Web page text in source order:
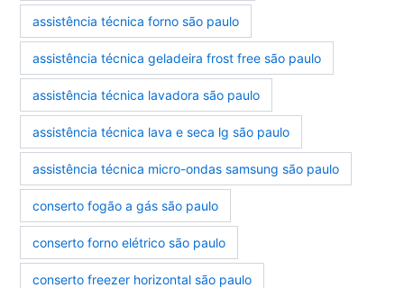
assistência técnica forno são paulo
assistência técnica geladeira frost free são paulo
assistência técnica lavadora são paulo
assistência técnica lava e seca lg são paulo
assistência técnica micro-ondas samsung são paulo
conserto fogão a gás são paulo
conserto forno elétrico são paulo
conserto freezer horizontal são paulo